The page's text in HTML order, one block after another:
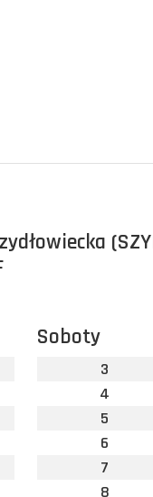
Soboty
3
4
5
6
7
8